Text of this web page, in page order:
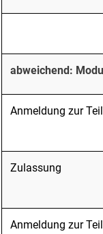
abweichend:
Anmeldung zur
Zulassung
Anmeldung zur